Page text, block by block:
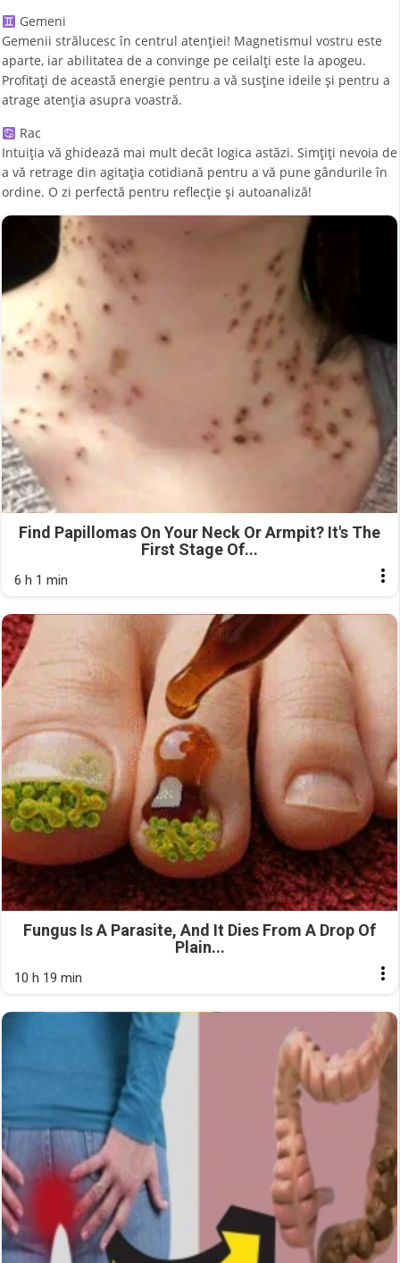
Gemeni
Gemenii strălucesc în centrul atenției! Magnetismul vostru este
aparte, iar abilitatea de a convinge pe ceilalți este la apogeu.
Profitați de această energie pentru a vă susține ideile și pentru a
atrage atenția asupra voastră.
Rac
Intuiția vă ghidează mai mult decât logica astăzi. Simțiți nevoia de
a vă retrage din agitația cotidiană pentru a vă pune gândurile în
ordine. O zi perfectă pentru reflecție și autoanaliză!
Find Papillomas On Your Neck Or Armpit? It's The
First Stage Of...
6 h 1 min
Fungus Is A Parasite, And It Dies From A Drop Of
Plain...
10 h 19 min